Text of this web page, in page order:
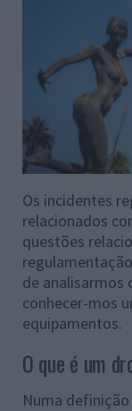
Os incidentes
relacionados
questões
de analisarmos
conhecer-mos
equipamentos.
O que é um
Numa